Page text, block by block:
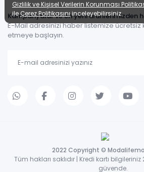
Kampanyalar ve en yeni ürünlerimizden
E-Mail adresinizi haber listemize ücretsiz
etmeye başlayın.
2022 Copyright ©
Tüm hakları saklıdır | Kredi kartı bilgileriniz
güvende.
Gizlilik ve Kişisel Verilerin Korunması
ileÇerez Politikasınıinceleyebilirsiniz.